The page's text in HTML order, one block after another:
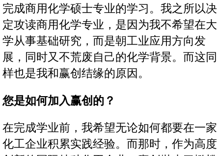
完成商用化学硕士专业的学习。我之所以决
定攻读商用化学专业，是因为我不希望在大
学从事基础研究，而是朝工业应用方向发
展，同时又不荒废自己的化学背景。而这同
样也是我和赢创结缘的原因。
您是如何加入赢创的？
在完成学业前，我希望无论如何都要在一家
化工企业积累实践经验。而那时，作为高度